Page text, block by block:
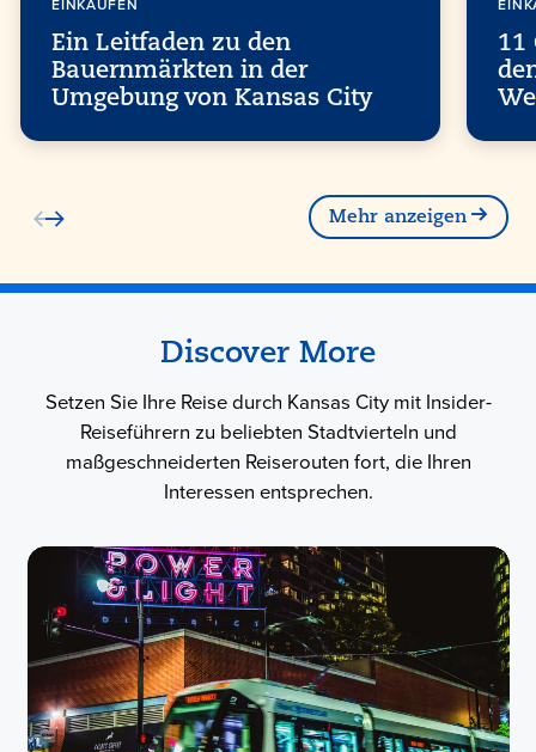
EINKAUFEN
Ein Leitfaden zu den
Bauernmärkten in der
Umgebung von Kansas City
11
Mehr anzeigen
Discover More
Setzen Sie Ihre Reise durch Kansas City mit Insider-
Reiseführern zu beliebten Stadtvierteln und
maßgeschneiderten Reiserouten fort, die Ihren
Interessen entsprechen.